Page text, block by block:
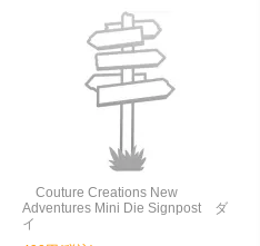
Couture Creations New
Adventures Mini Die Signpost ダ
イ